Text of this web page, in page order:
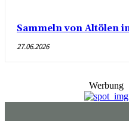
Sammeln von Altölen
27.06.2026
Werbung